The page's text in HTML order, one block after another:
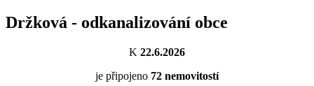
Držková - odkanalizování obce
K 22.6.2026
je připojeno 72 nemovitostí